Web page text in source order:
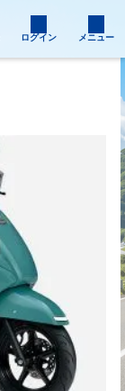
ログイン メニュー